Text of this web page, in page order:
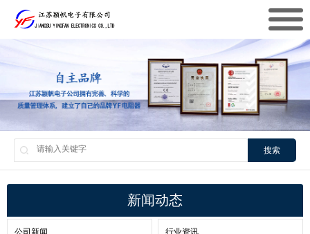
搜索
新闻动态
公司新闻 行业资讯